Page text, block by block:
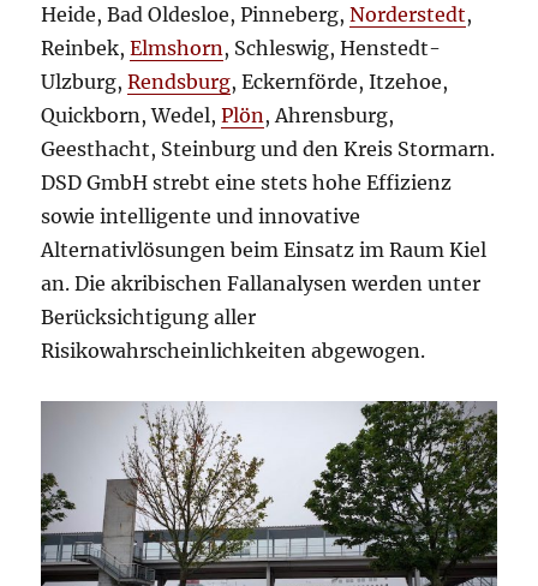
Heide, Bad Oldesloe, Pinneberg,Norderstedt,
Reinbek,Elmshorn , Schleswig, Henstedt-
Ulzburg,Rendsburg, Eckernförde, Itzehoe,
Quickborn, Wedel,Plön , Ahrensburg,
Geesthacht, Steinburg und den Kreis Stormarn.
DSD GmbH strebt eine stets hohe Effizienz
sowie intelligente und innovative
Alternativlösungen beim Einsatz im Raum Kiel
an. Die akribischen Fallanalysen werden unter
Berücksichtigung aller
Risikowahrscheinlichkeiten abgewogen.